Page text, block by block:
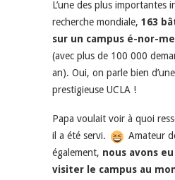
L’une des plus importantes
recherche mondiale, 163
sur un campus é-nor-me
(avec plus de 100 000
an). Oui, on parle bien
prestigieuse UCLA !
Papa voulait voir à quoi
il a été servi.
Amateur
également, nous avons
visiter le campus au